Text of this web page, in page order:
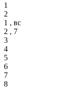
1
2
1 , вс
2 , 7
3
4
5
6
7
8